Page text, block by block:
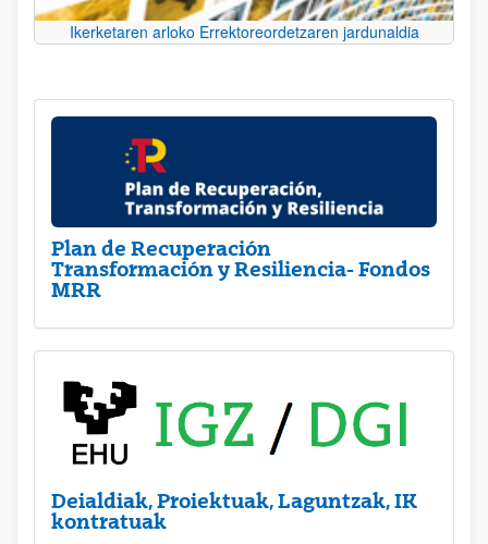
Ikerketaren arloko Errektoreordetzaren jardunaldia
Plan de Recuperación
Transformación y Resiliencia- Fondos
MRR
Deialdiak, Proiektuak, Laguntzak, IK
kontratuak